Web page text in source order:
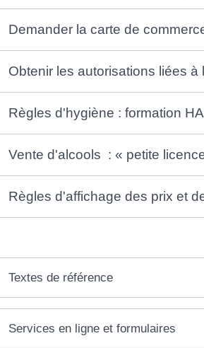
Demander la carte de
Obtenir les autorisations liées à
Règles d'hygiène : formation
Vente d'alcools : « petite
Règles d'affichage des prix et
Textes de référence
Services en ligne et formulaires